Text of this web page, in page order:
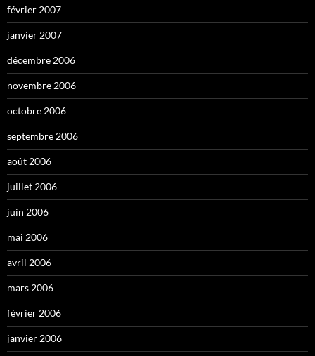
février 2007
janvier 2007
décembre 2006
novembre 2006
octobre 2006
septembre 2006
août 2006
juillet 2006
juin 2006
mai 2006
avril 2006
mars 2006
février 2006
janvier 2006